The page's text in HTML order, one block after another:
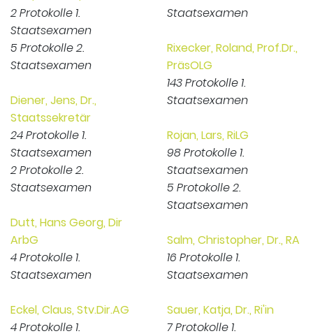
2 Protokolle 1.
Staatsexamen
5 Protokolle 2.
Staatsexamen
Diener, Jens, Dr.,
Staatssekretär
24 Protokolle 1.
Staatsexamen
2 Protokolle 2.
Staatsexamen
Dutt, Hans Georg, Dir
ArbG
4 Protokolle 1.
Staatsexamen
Eckel, Claus, Stv.Dir.AG
4 Protokolle 1.
Staatsexamen
Rixecker, Roland, Prof.Dr.,
PräsOLG
143 Protokolle 1.
Staatsexamen
Rojan, Lars, RiLG
98 Protokolle 1.
Staatsexamen
5 Protokolle 2.
Staatsexamen
Salm, Christopher, Dr., RA
16 Protokolle 1.
Staatsexamen
Sauer, Katja, Dr., Ri'in
7 Protokolle 1.